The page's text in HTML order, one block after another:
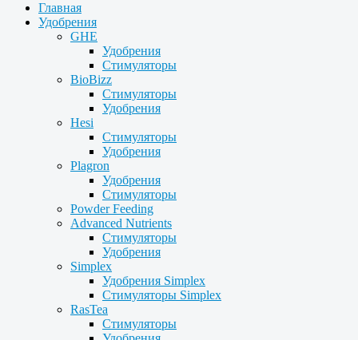
Главная
Удобрения
GHE
Удобрения
Стимуляторы
BioBizz
Стимуляторы
Удобрения
Hesi
Стимуляторы
Удобрения
Plagron
Удобрения
Стимуляторы
Powder Feeding
Advanced Nutrients
Стимуляторы
Удобрения
Simplex
Удобрения Simplex
Стимуляторы Simplex
RasTea
Стимуляторы